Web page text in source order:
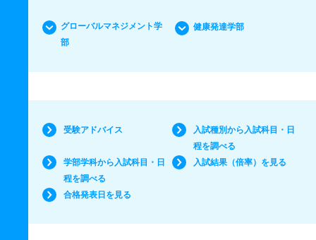
グローバルマネジメント学
部
健康発達学部
受験アドバイス
入試種別から入試科目・日
程を調べる
学部学科から入試科目・日
程を調べる
入試結果（倍率）を見る
合格発表日を見る